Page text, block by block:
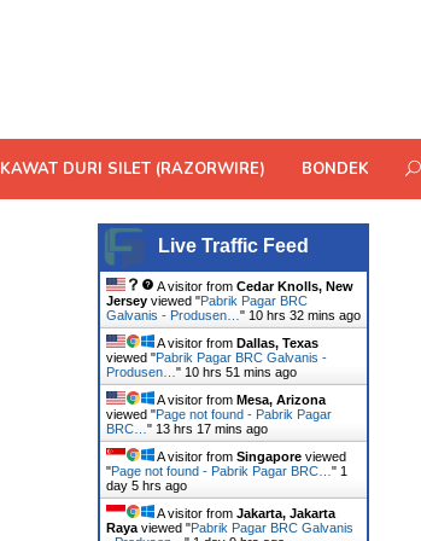
KAWAT DURI SILET (RAZORWIRE) BONDEK
Live Traffic Feed
A visitor fromCedar Knolls, New
Jersey viewed "Pabrik Pagar BRC
Galvanis - Produsen…" 10 hrs 32 mins ago
A visitor fromDallas, Texas
viewed "Pabrik Pagar BRC Galvanis -
Produsen…" 10 hrs 51 mins ago
A visitor fromMesa, Arizona
viewed "Page not found - Pabrik Pagar
BRC…" 13 hrs 17 mins ago
A visitor fromSingapore viewed
"Page not found - Pabrik Pagar BRC…" 1
day 5 hrs ago
A visitor fromJakarta, Jakarta
Raya viewed "Pabrik Pagar BRC Galvanis